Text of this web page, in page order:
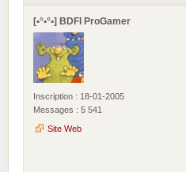
[•°•°•] BDFI ProGamer
Inscription : 18-01-2005
Messages : 5 541
Site Web